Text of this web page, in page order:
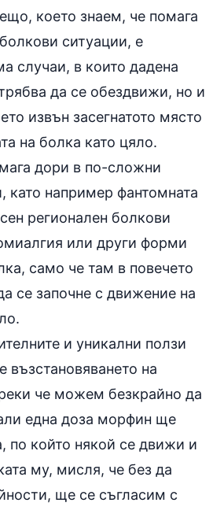
което знаем, че помага
ситуации, е
случаи, в които дадена
да се обездвижи, но и
извън засегнатото място
на болка като цяло.
дори в по-сложни
като например фантомната
регионален болкови
или други форми
само че там в повечето
се започне с движение на
и уникални ползи
възстановяването на
че можем безкрайно да
една доза морфин ще
по който някой се движи и
му, мисля, че без да
ще се съгласим с